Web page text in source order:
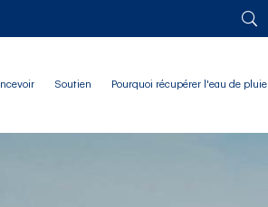
Soutien Pourquoi récupérer l'eau de pluie